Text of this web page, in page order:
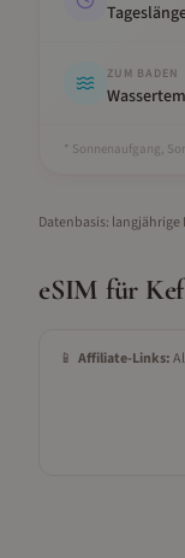
ZUM BADEN
* Sonnenaufgang,
Datenbasis:
eSIM für
📱 Affiliate-Links: